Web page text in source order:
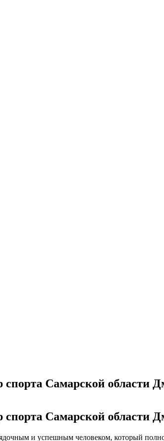
Самарской области
Самарской области
и успешным человеком, который